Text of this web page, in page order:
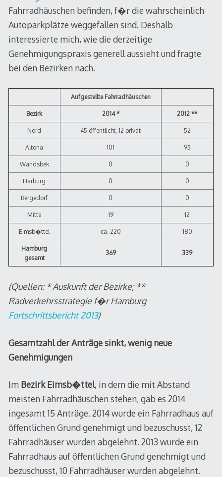
Fahrradhäuschen befinden, f�r die wahrscheinlich
Autoparkplätze weggefallen sind. Deshalb
interessierte mich, wie die derzeitige
Genehmigungspraxis generell aussieht und fragte
bei den Bezirken nach.
Aufgestellte Fahrradhäuschen
Bezirk 2014 * 2012 **
Nord 45 öffentlicht, 12 privat 52
Altona 101 95
Wandsbek 0 0
Harburg 0 0
Bergedorf 0 0
Mitte 19 12
Eimsb�ttel ca. 220 180
Hamburg
gesamt
369 339
(Quellen: * Auskunft der Bezirke; **
Radverkehrsstrategie f�r Hamburg
Fortschrittsbericht 2013)
Gesamtzahl der Anträge sinkt, wenig neue
Genehmigungen
Im Bezirk Eimsb�ttel, in dem die mit Abstand
meisten Fahrradhäuschen stehen, gab es 2014
ingesamt 15 Anträge. 2014 wurde ein Fahrradhaus auf
öffentlichen Grund genehmigt und bezuschusst, 12
Fahrradhäuser wurden abgelehnt. 2013 wurde ein
Fahrradhaus auf öffentlichen Grund genehmigt und
bezuschusst, 10 Fahrradhäuser wurden abgelehnt.